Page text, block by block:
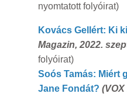
nyomtatott folyóirat)
Kovács Gellért: Ki
Magazin, 2022.
folyóirat)
Soós Tamás: Miért
Jane Fondát? (VOX